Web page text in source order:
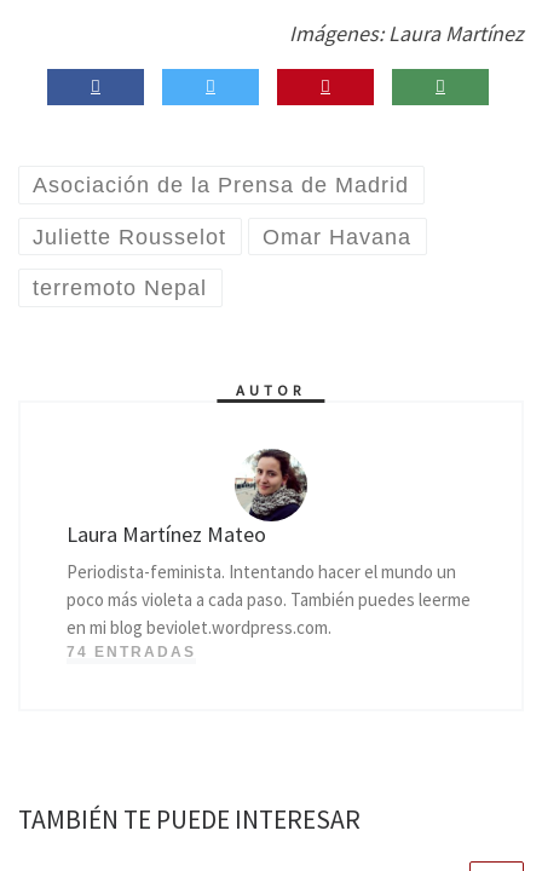
Imágenes: Laura Martínez
Asociación de la Prensa de Madrid
Juliette Rousselot Omar Havana
terremoto Nepal
AUTOR
Laura Martínez Mateo
Periodista-feminista. Intentando hacer el mundo un
poco más violeta a cada paso. También puedes leerme
en mi blog beviolet.wordpress.com.
74 ENTRADAS
TAMBIÉN TE PUEDE INTERESAR